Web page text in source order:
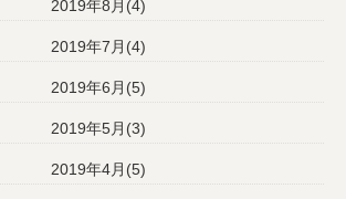
2019年8月(4)
2019年7月(4)
2019年6月(5)
2019年5月(3)
2019年4月(5)